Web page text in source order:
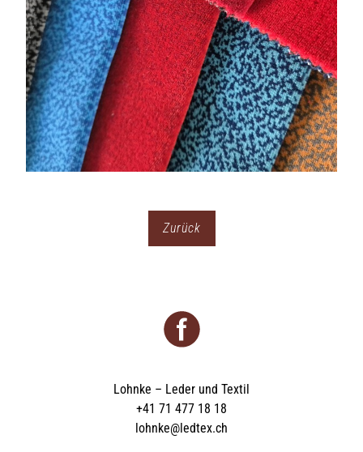
Zurück
Lohnke – Leder und Textil
+41 71 477 18 18
lohnke@ledtex.ch